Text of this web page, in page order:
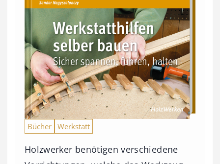
Bücher Werkstatt
Holzwerker benötigen verschiedene